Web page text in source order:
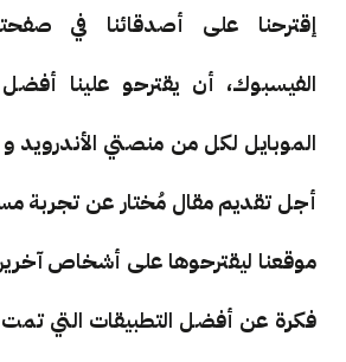
إقترحنا على أصدقائنا في
الفيسبوك، أن يقترحو علينا
أجل تقديم مقال مُختار عن تجربة
موقعنا ليقترحوها على أشخاص
فكرة عن أفضل التطبيقات التي